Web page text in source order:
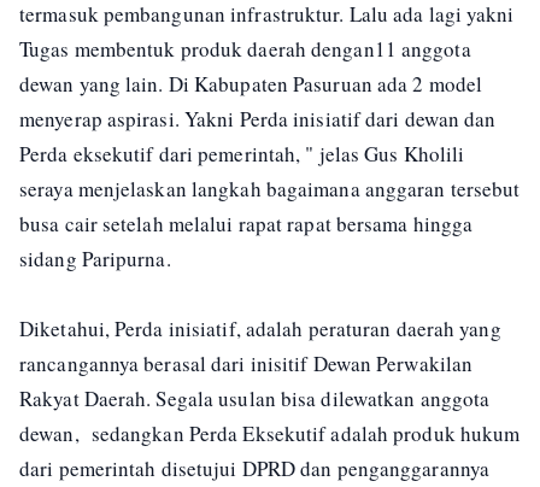
termasuk pembangunan infrastruktur. Lalu ada lagi yakni
Tugas membentuk produk daerah dengan11 anggota
dewan yang lain. Di Kabupaten Pasuruan ada 2 model
menyerap aspirasi. Yakni Perda inisiatif dari dewan dan
Perda eksekutif dari pemerintah, " jelas Gus Kholili
seraya menjelaskan langkah bagaimana anggaran tersebut
busa cair setelah melalui rapat rapat bersama hingga
sidang Paripurna.
Diketahui, Perda inisiatif, adalah peraturan daerah yang
rancangannya berasal dari inisitif Dewan Perwakilan
Rakyat Daerah. Segala usulan bisa dilewatkan anggota
dewan, sedangkan Perda Eksekutif adalah produk hukum
dari pemerintah disetujui DPRD dan penganggarannya